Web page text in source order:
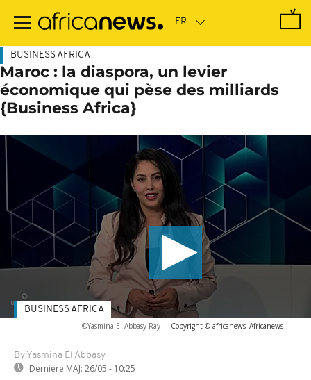
contenu
BUSINESS AFRICA
Maroc : la diaspora, un levier
économique qui pèse des milliards
{Business Africa}
©Yasmina El Abbasy Ray - Copyright © africanews Africanews
By Yasmina El Abbasy
Dernière MAJ: 26/05 - 10:25
BUSINESS AFRICA